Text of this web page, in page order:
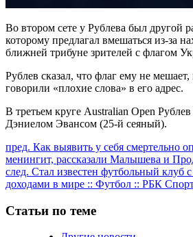
Во втором сете у Рублева был другой
которому предлагал вмешаться из-за
ближней трибуне зрителей с флагом
Рублев сказал, что флаг ему не мешает,
говорили «плохие слова» в его адрес.
В третьем круге Australian Open
Дэниелом Эвансом (25-й сеяный).
Продолжить
чтение
пред. Как выявить у себя
менингит, рассказали Малышева и
след. Стал известен футбольный клуб
доходами в мире :: Футбол :: РБК
Статьи по теме